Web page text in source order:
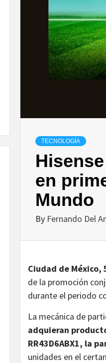
TECNOLOGÍA
en
Mundo
By Fernando Del
Ciudad de México,
de la promoción
durante el periodo
La mecánica de
adquieran
RR43D6ABX1, la
unidades en el